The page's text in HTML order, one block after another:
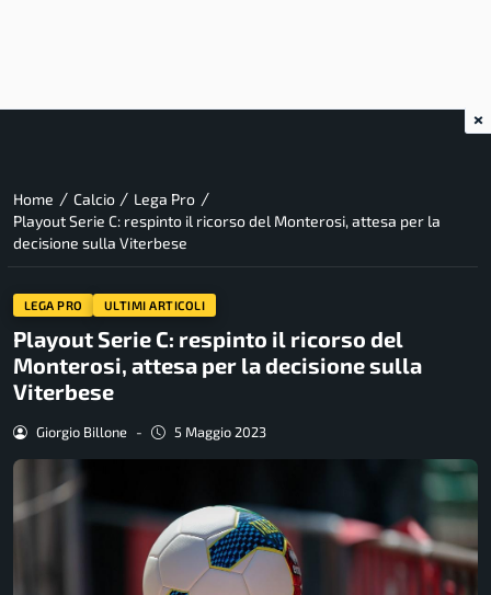
Home / Calcio / Lega Pro /
Playout Serie C: respinto il ricorso del Monterosi, attesa per la
decisione sulla Viterbese
LEGA PRO ULTIMI ARTICOLI
Playout Serie C: respinto il ricorso del
Monterosi, attesa per la decisione sulla
Viterbese
Giorgio Billone - 5 Maggio 2023
×